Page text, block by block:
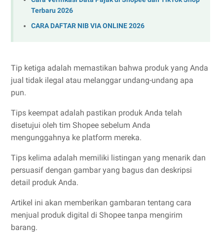
Terbaru 2026
CARA DAFTAR NIB VIA ONLINE 2026
Tip ketiga adalah memastikan bahwa produk yang Anda
jual tidak ilegal atau melanggar undang-undang apa
pun.
Tips keempat adalah pastikan produk Anda telah
disetujui oleh tim Shopee sebelum Anda
mengunggahnya ke platform mereka.
Tips kelima adalah memiliki listingan yang menarik dan
persuasif dengan gambar yang bagus dan deskripsi
detail produk Anda.
Artikel ini akan memberikan gambaran tentang cara
menjual produk digital di Shopee tanpa mengirim
barang.